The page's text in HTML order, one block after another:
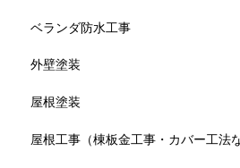
ベランダ防水工事
外壁塗装
屋根塗装
屋根工事（棟板金工事・カバー工法な